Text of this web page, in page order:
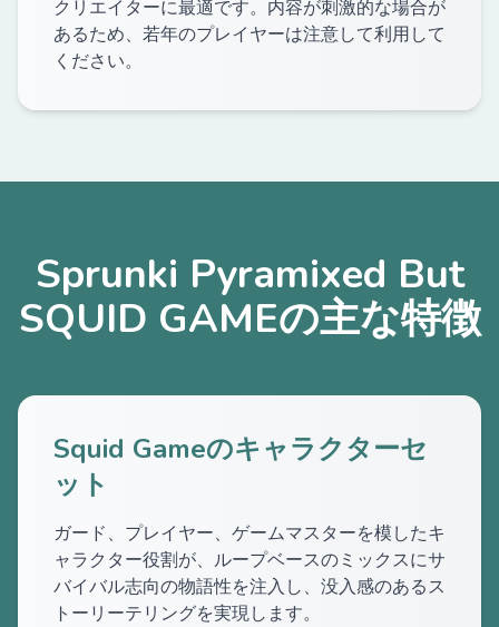
クリエイターに最適です。内容が刺激的な場合が
あるため、若年のプレイヤーは注意して利用して
ください。
Sprunki Pyramixed But
SQUID GAMEの主な特徴
Squid Gameのキャラクターセ
ット
ガード、プレイヤー、ゲームマスターを模したキ
ャラクター役割が、ループベースのミックスにサ
バイバル志向の物語性を注入し、没入感のあるス
トーリーテリングを実現します。